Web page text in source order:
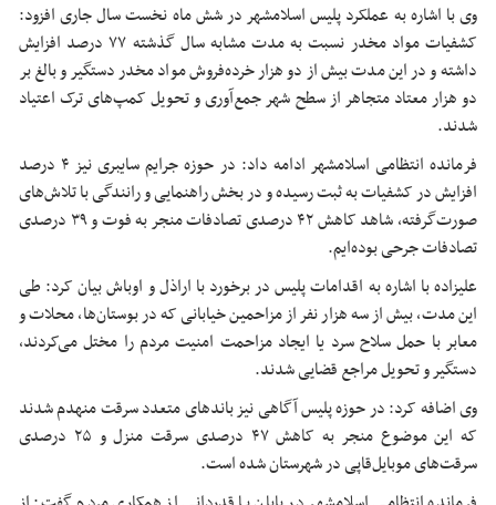
وی با اشاره به عملکرد پلیس اسلامشهر در شش ماه نخست سال جاری افزود:
کشفیات مواد مخدر نسبت به مدت مشابه سال گذشته ۷۷ درصد افزایش
داشته و در این مدت بیش از دو هزار خرده‌فروش مواد مخدر دستگیر و بالغ بر
دو هزار معتاد متجاهر از سطح شهر جمع‌آوری و تحویل کمپ‌های ترک اعتیاد
شدند.
فرمانده انتظامی اسلامشهر ادامه داد: در حوزه جرایم سایبری نیز ۴ درصد
افزایش در کشفیات به ثبت رسیده و در بخش راهنمایی و رانندگی با تلاش‌های
صورت‌گرفته، شاهد کاهش ۴۲ درصدی تصادفات منجر به فوت و ۳۹ درصدی
تصادفات جرحی بوده‌ایم.
علیزاده با اشاره به اقدامات پلیس در برخورد با اراذل و اوباش بیان کرد: طی
این مدت، بیش از سه هزار نفر از مزاحمین خیابانی که در بوستان‌ها، محلات و
معابر با حمل سلاح سرد یا ایجاد مزاحمت امنیت مردم را مختل می‌کردند،
دستگیر و تحویل مراجع قضایی شدند.
وی اضافه کرد: در حوزه پلیس آگاهی نیز باندهای متعدد سرقت منهدم شدند
که این موضوع منجر به کاهش ۴۷ درصدی سرقت منزل و ۲۵ درصدی
سرقت‌های موبایل‌قاپی در شهرستان شده است.